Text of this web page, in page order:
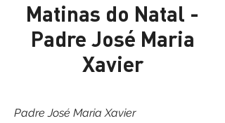
Matinas do Natal -
Padre José Maria
Xavier
Padre José Maria Xavier